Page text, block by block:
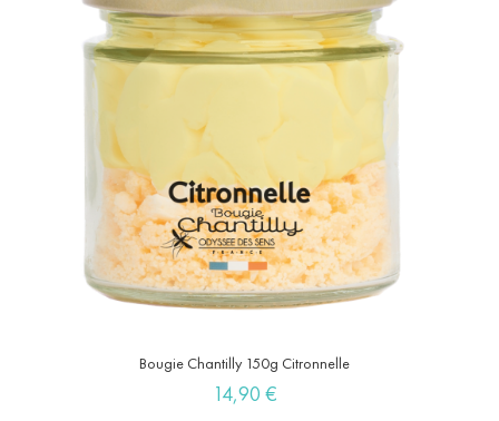
Bougie Chantilly 150g Citronnelle
Prix
14,90 €